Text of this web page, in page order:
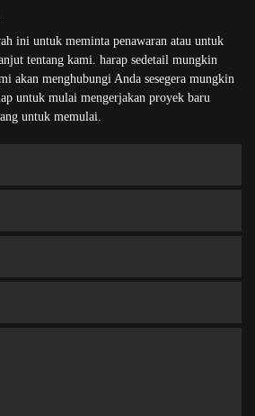
ini untuk meminta penawaran atau untuk
tentang kami. harap sedetail mungkin
akan menghubungi Anda sesegera mungkin
untuk mulai mengerjakan proyek baru
untuk memulai.